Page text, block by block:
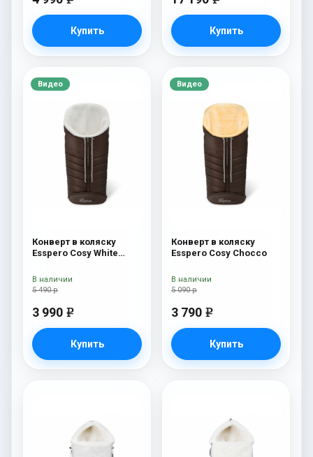
Купить Купить
Видео
Конверт в коляску
Esspero Cosy White
5 490 р
3 990 e
Купить
В наличии
Видео
Конверт в коляску
Esspero Cosy Chocco
5 090 р
3 790 e
Купить
В наличии